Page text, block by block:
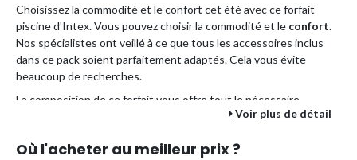
Choisissez la commodité et le confort cet été avec ce forfait
piscine d'Intex. Vous pouvez choisir la commodité et le confort.
Nos spécialistes ont veillé à ce que tous les accessoires inclus
dans ce pack soient parfaitement adaptés. Cela vous évite
beaucoup de recherches.
La composition de ce forfait vous offre tout le nécessaire.
Vous dépensez moins que si vous commandiez tous les
Voir plus de détail
Où l'acheter au meilleur prix ?